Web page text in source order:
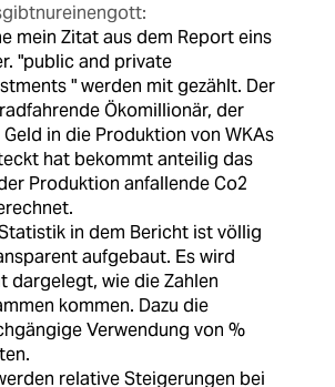
mein Zitat aus dem Report eins
"public and private
" werden mit gezählt. Der
Ökomillionär, der
Geld in die Produktion von WKAs
hat bekommt anteilig das
Produktion anfallende Co2
in dem Bericht ist völlig
aufgebaut. Es wird
dargelegt, wie die Zahlen
kommen. Dazu die
Verwendung von %
relative Steigerungen bei